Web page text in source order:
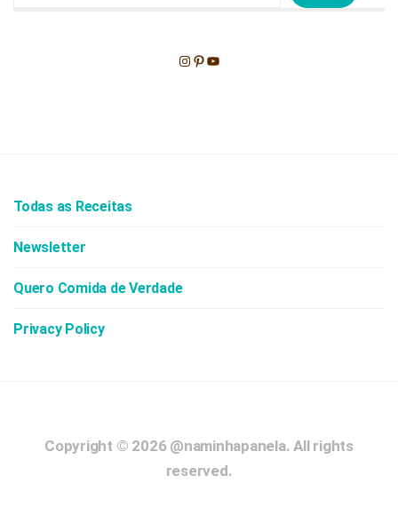
Instagram
Pinterest
Youtube
Todas as Receitas
Newsletter
Quero Comida de Verdade
Privacy Policy
Copyright © 2026 @naminhapanela.All rights
reserved.